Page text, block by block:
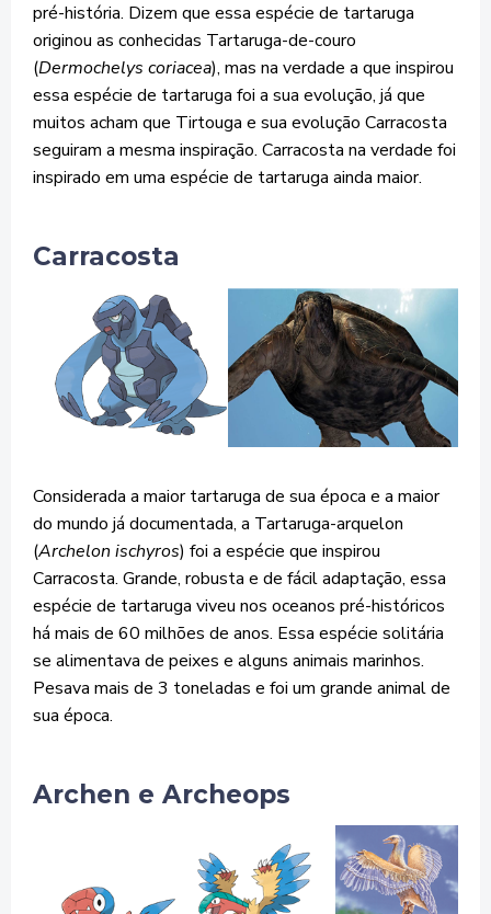
pré-história. Dizem que essa espécie de tartaruga
originou as conhecidas Tartaruga-de-couro
(Dermochelys coriacea), mas na verdade a que inspirou
essa espécie de tartaruga foi a sua evolução, já que
muitos acham que Tirtouga e sua evolução Carracosta
seguiram a mesma inspiração. Carracosta na verdade foi
inspirado em uma espécie de tartaruga ainda maior.
Carracosta
Considerada a maior tartaruga de sua época e a maior
do mundo já documentada, a Tartaruga-arquelon
(Archelon ischyros) foi a espécie que inspirou
Carracosta. Grande, robusta e de fácil adaptação, essa
espécie de tartaruga viveu nos oceanos pré-históricos
há mais de 60 milhões de anos. Essa espécie solitária
se alimentava de peixes e alguns animais marinhos.
Pesava mais de 3 toneladas e foi um grande animal de
sua época.
Archen e Archeops